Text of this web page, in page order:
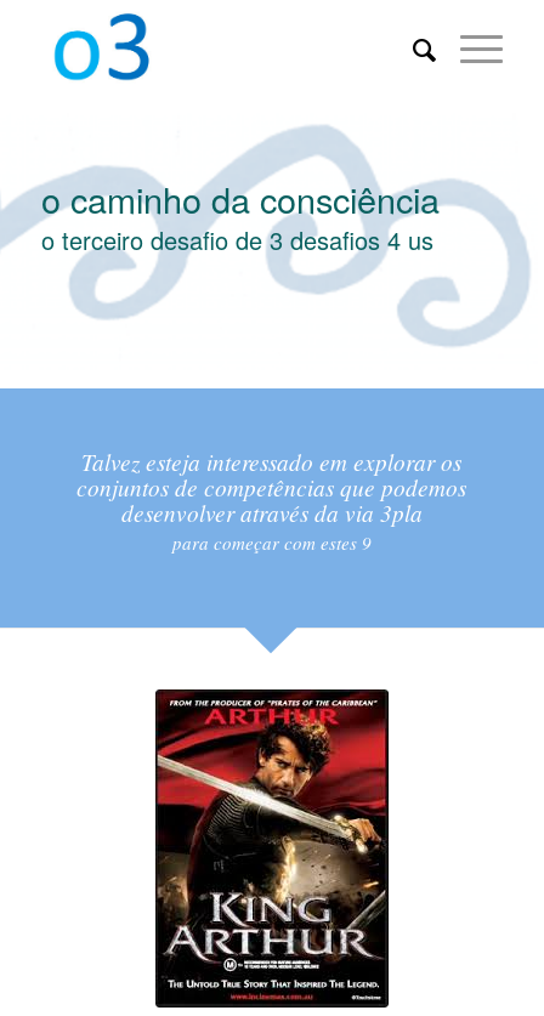
o caminho da consciência
o terceiro desafio de 3 desafios 4 us
Talvez esteja interessado em explorar os
conjuntos de competências que podemos
desenvolver através da via 3pla
para começar com estes 9